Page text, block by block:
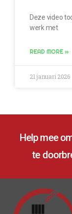
Deze video
werk met
READ MORE »
21 januari 2026
Help mee
te